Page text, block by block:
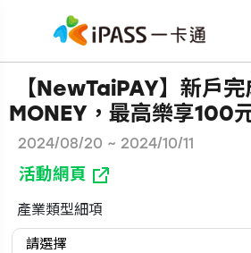
【NewTaiPAY】新戶
MONEY，最高樂享100
2024/08/20 ~ 2024/10/11
活動網頁
產業類型細項
請選擇